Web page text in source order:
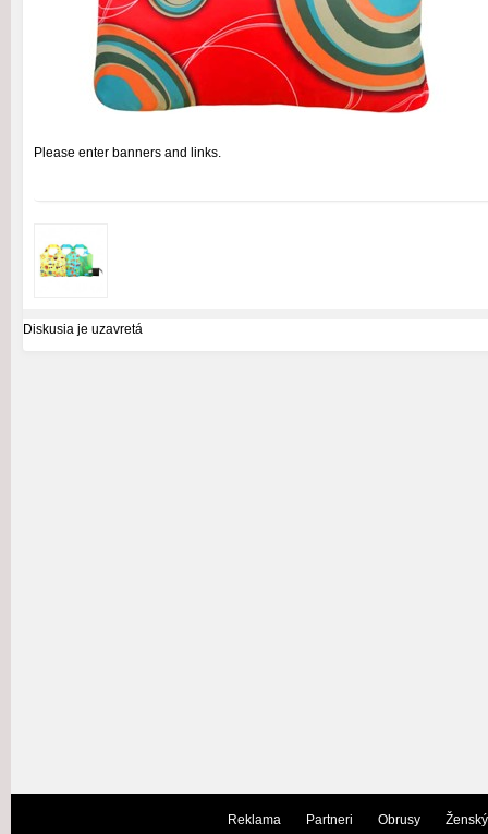
Please enter banners and links.
Diskusia je uzavretá
Reklama Partneri Obrusy